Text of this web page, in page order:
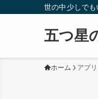
世の中少しで
五つ星
ホーム アプリ